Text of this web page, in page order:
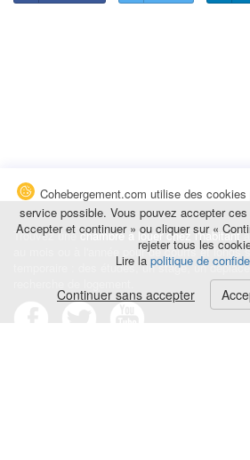
Trouvez unechambre à louer chez l'habitant
au mois ou à l'année pour de courts et longs
temporaire : des études, un stage, un
Cohebergement.com utilise des
service possible. Vous pouvez accepter
Accepter et continuer » ou cliquer sur «
rejeter tous les
Lire la politique de
Continuer sans accepter